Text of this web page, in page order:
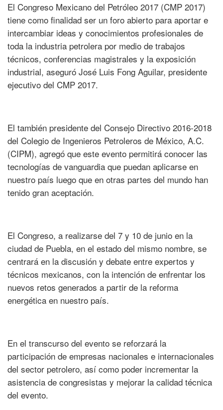
El Congreso Mexicano del Petróleo 2017 (CMP 2017)
tiene como finalidad ser un foro abierto para aportar e
intercambiar ideas y conocimientos profesionales de
toda la industria petrolera por medio de trabajos
técnicos, conferencias magistrales y la exposición
industrial, aseguró José Luis Fong Aguilar, presidente
ejecutivo del CMP 2017.
El también presidente del Consejo Directivo 2016-2018
del Colegio de Ingenieros Petroleros de México, A.C.
(CIPM), agregó que este evento permitirá conocer las
tecnologías de vanguardia que puedan aplicarse en
nuestro país luego que en otras partes del mundo han
tenido gran aceptación.
El Congreso, a realizarse del 7 y 10 de junio en la
ciudad de Puebla, en el estado del mismo nombre, se
centrará en la discusión y debate entre expertos y
técnicos mexicanos, con la intención de enfrentar los
nuevos retos generados a partir de la reforma
energética en nuestro país.
En el transcurso del evento se reforzará la
participación de empresas nacionales e internacionales
del sector petrolero, así como poder incrementar la
asistencia de congresistas y mejorar la calidad técnica
del evento.